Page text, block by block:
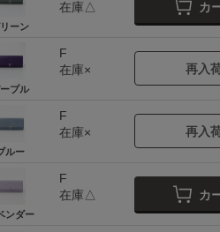
ーン
在庫△ カ
プル
F
在庫×
再入
ルー
F
在庫×
再入
ンダー
F
在庫△
カ